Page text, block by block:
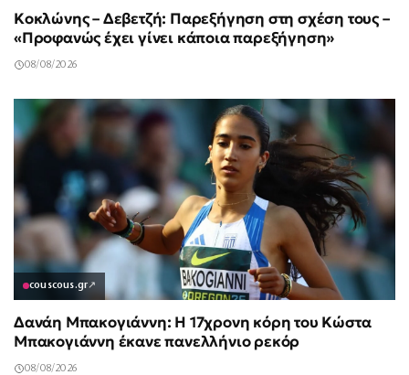
Κοκλώνης – Δεβετζή: Παρεξήγηση στη σχέση τους –
«Προφανώς έχει γίνει κάποια παρεξήγηση»
08/08/2026
couscous.gr↗
Δανάη Μπακογιάννη: Η 17χρονη κόρη του Κώστα
Μπακογιάννη έκανε πανελλήνιο ρεκόρ
08/08/2026